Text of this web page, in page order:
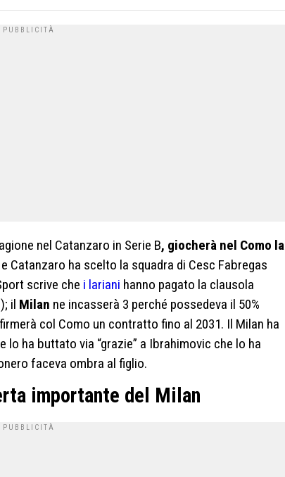
nel Catanzaro in Serie B, giocherà nel Como la
Catanzaro ha scelto la squadra di Cesc Fabregas
scrive che i lariani hanno pagato la clausola
il Milan ne incasserà 3 perché possedeva il 50%
col Como un contratto fino al 2031. Il Milan ha
ha buttato via “grazie” a Ibrahimovic che lo ha
faceva ombra al figlio.
importante del Milan